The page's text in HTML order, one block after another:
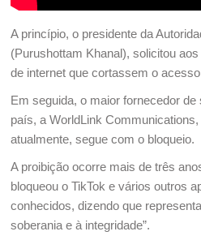
A princípio, o presidente da
(Purushottam Khanal), solicitou
de internet que cortassem o
Em seguida, o maior fornecedor
país, a WorldLink
atualmente, segue com o bloqueio.
A proibição ocorre mais de três
bloqueou o TikTok e vários outros
conhecidos, dizendo que
soberania e à integridade”.